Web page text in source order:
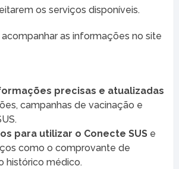
os serviços disponíveis.
as informações no site
precisas e atualizadas
campanhas de vacinação e
para utilizar o Conecte SUSe
como o comprovante de
histórico médico.